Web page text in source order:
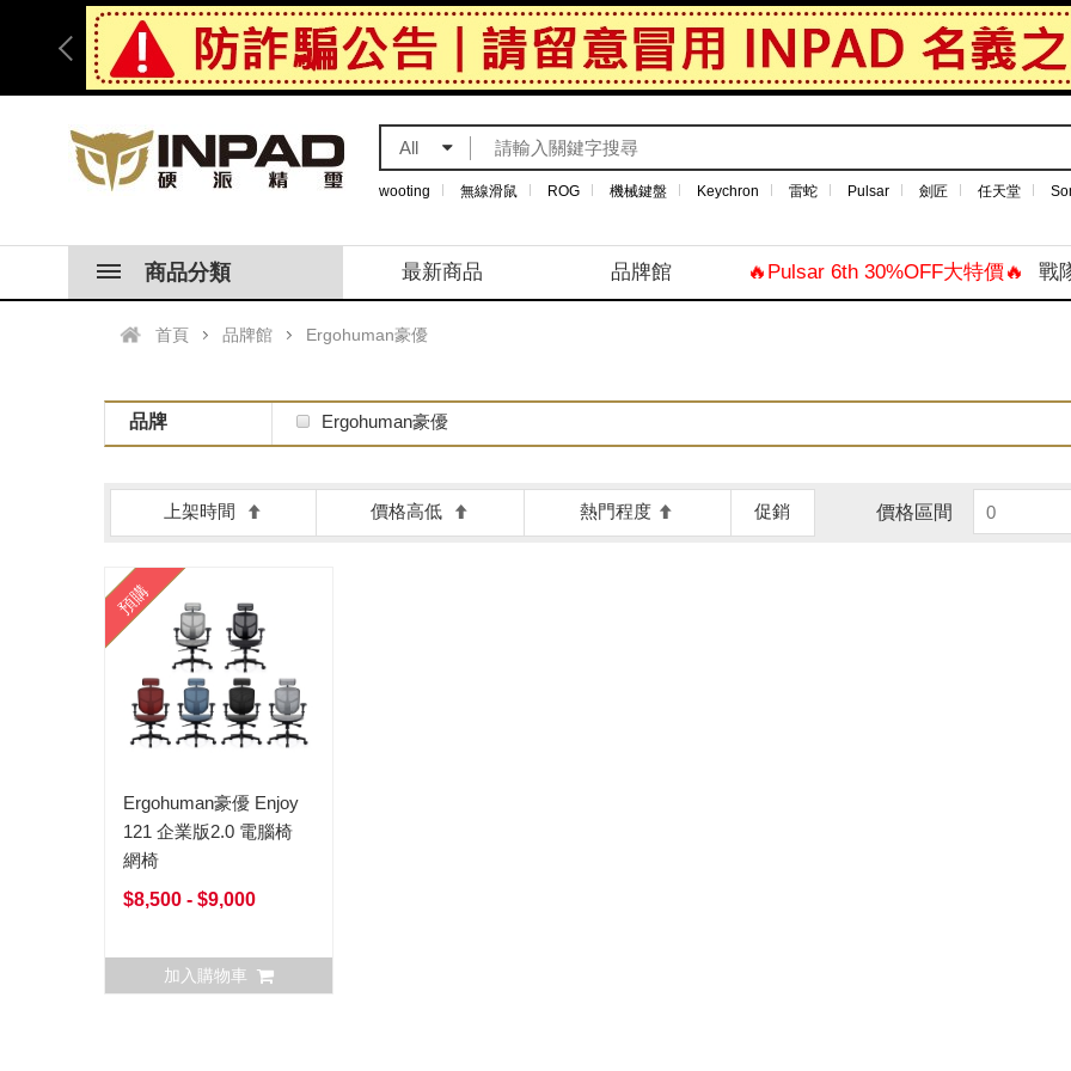
All
wooting 無線滑鼠 ROG 機械鍵盤 Keychron 雷蛇 Pulsar 劍匠 任天堂
商品分類 最新商品 品牌館 🔥Pulsar 6th 30%OFF大特價🔥 戰
首頁 品牌館 Ergohuman豪優
品牌 Ergohuman豪優
上架時間 價格高低 熱門程度 促銷 價格區間
預購
Ergohuman豪優 Enjoy
121 企業版2.0 電腦椅
網椅
$8,500 - $9,000
加入購物車